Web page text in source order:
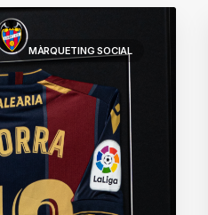
MÀRQUETING SOCIAL